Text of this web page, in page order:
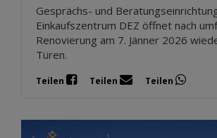
Gesprächs- und
Einkaufszentrum DEZ öffnet nach
Renovierung am 7. Jänner 2026
Türen.
Teilen Teilen Teilen